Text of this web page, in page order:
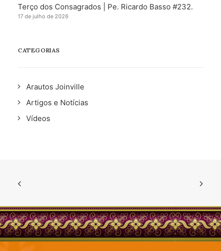
Terço dos Consagrados | Pe. Ricardo Basso #232.
17 de julho de 2026
CATEGORIAS
Arautos Joinville
Artigos e Notícias
Vídeos